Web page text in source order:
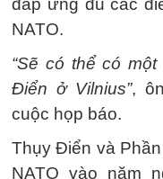
đáp ứng đủ các
NATO.
“Sẽ có thể có
Điển ở Vilnius”,
cuộc họp báo.
Thụy Điển và
NATO vào năm